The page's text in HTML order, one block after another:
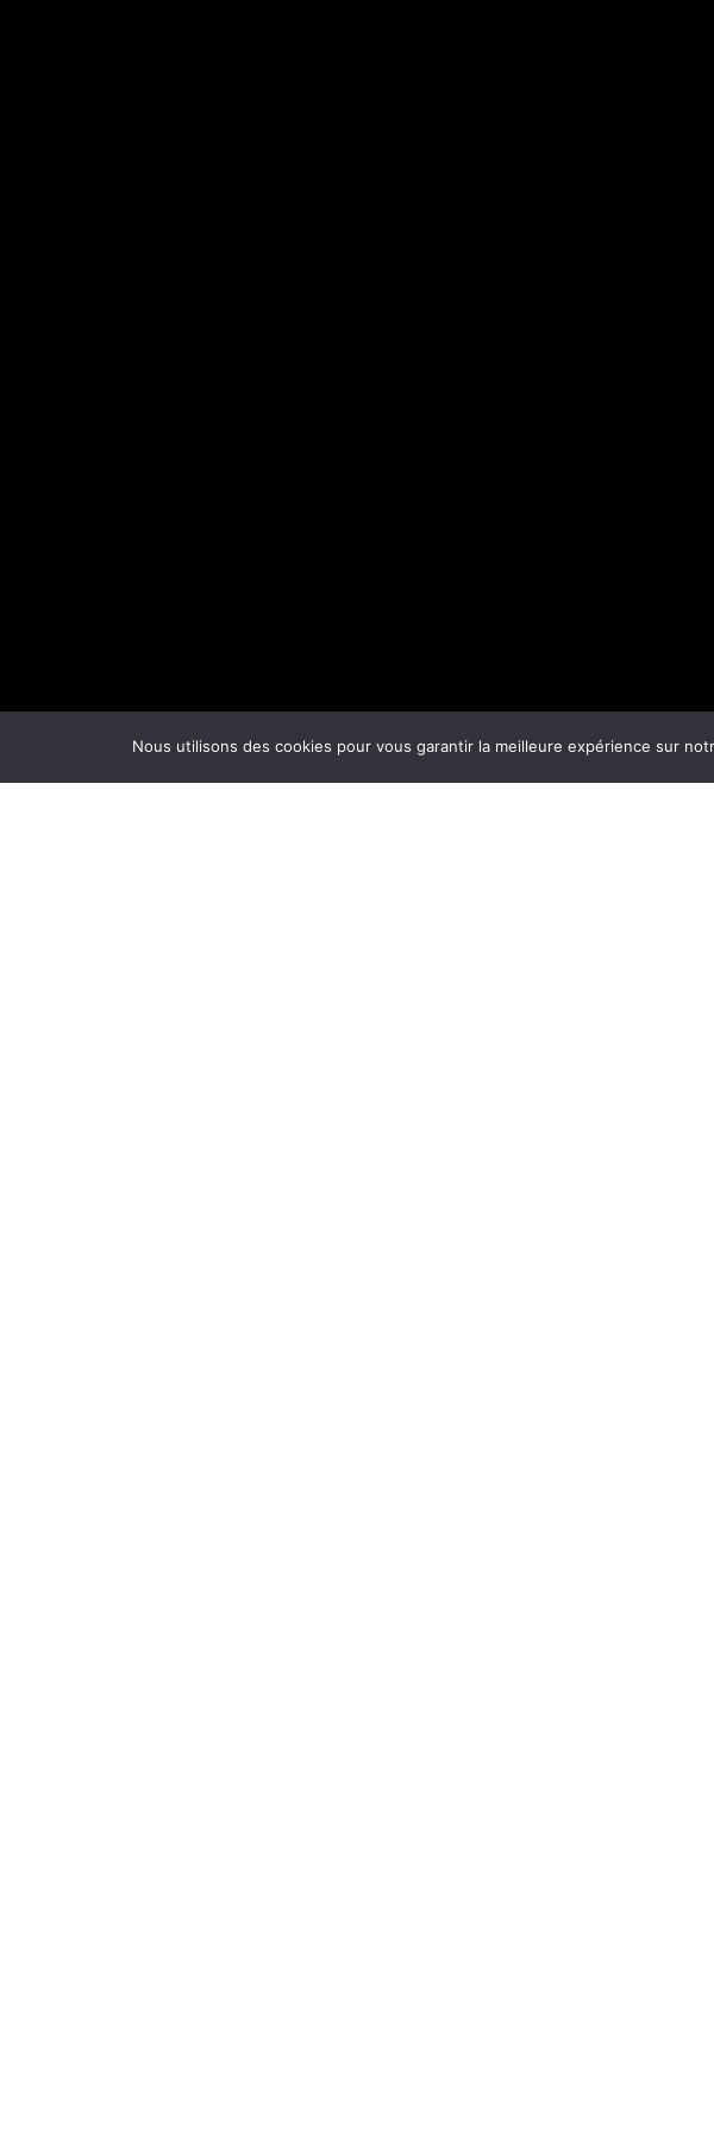
Nous utilisons des cookies pour vous garantir la meilleure expérience sur